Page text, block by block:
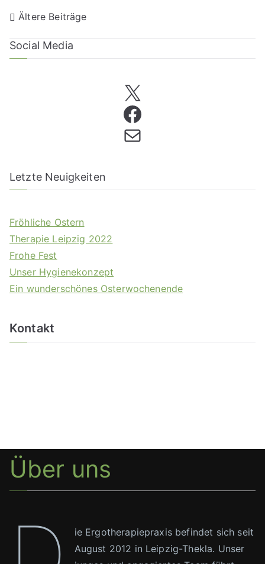
Ältere Beiträge
Social Media
Letzte Neuigkeiten
Fröhliche Ostern
Therapie Leipzig 2022
Frohe Fest
Unser Hygienekonzept
Ein wunderschönes Osterwochenende
Kontakt
Über uns
ie Ergotherapiepraxis befindet sich seit
August 2012 in Leipzig-Thekla. Unser